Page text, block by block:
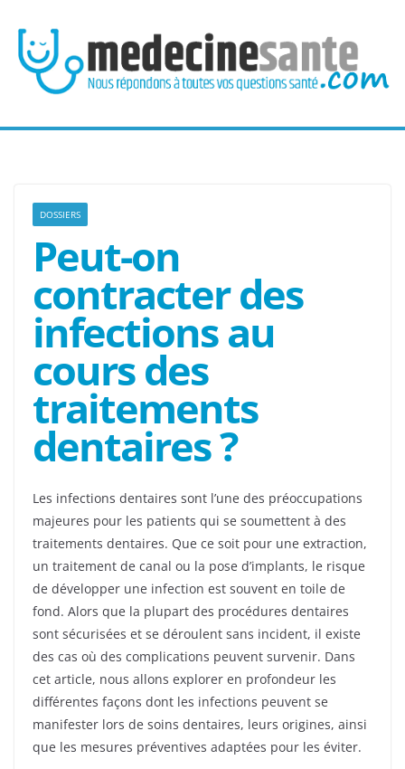
contenu
DOSSIERS
Peut-on
contracter des
infections au
cours des
traitements
dentaires ?
Les infections dentaires sont l’une des préoccupations
majeures pour les patients qui se soumettent à des
traitements dentaires. Que ce soit pour une extraction,
un traitement de canal ou la pose d’implants, le risque
de développer une infection est souvent en toile de
fond. Alors que la plupart des procédures dentaires
sont sécurisées et se déroulent sans incident, il existe
des cas où des complications peuvent survenir. Dans
cet article, nous allons explorer en profondeur les
différentes façons dont les infections peuvent se
manifester lors de soins dentaires, leurs origines, ainsi
que les mesures préventives adaptées pour les éviter.